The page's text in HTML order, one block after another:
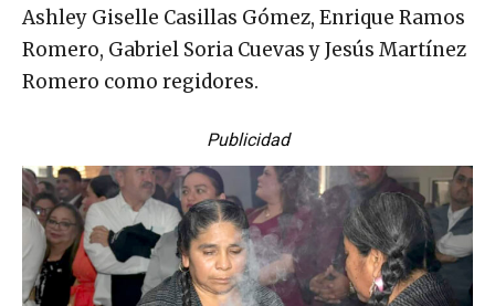
Ashley Giselle Casillas Gómez, Enrique Ramos
Romero, Gabriel Soria Cuevas y Jesús Martínez
Romero como regidores.
Publicidad